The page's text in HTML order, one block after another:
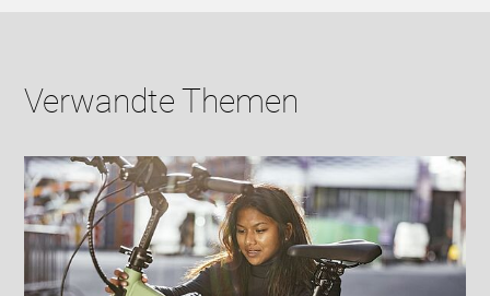
Verwandte Themen